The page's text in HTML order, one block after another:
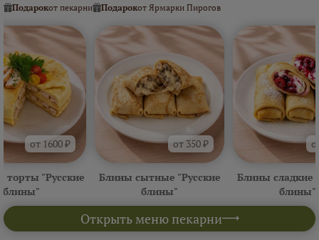
Открыть меню пекарни
Подарокот пекарни Подарокот Ярмарки Пирогов
от 1600 ₽
торты "Русские
блины"
от 350 ₽
Блины сытные "Русские
блины"
Блины сладкие
блины"